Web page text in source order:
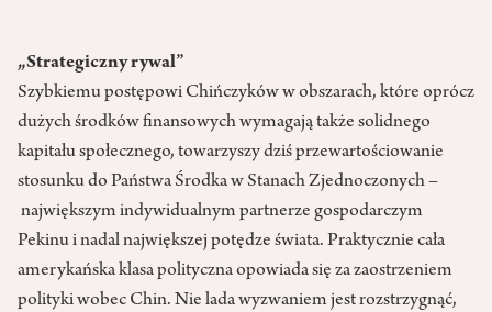
„Strategiczny rywal”
Szybkiemu postępowi Chińczyków w obszarach, które oprócz
dużych środków finansowych wymagają także solidnego
kapitału społecznego, towarzyszy dziś przewartościowanie
stosunku do Państwa Środka w Stanach Zjednoczonych –
największym indywidualnym partnerze gospodarczym
Pekinu i nadal największej potędze świata. Praktycznie cała
amerykańska klasa polityczna opowiada się za zaostrzeniem
polityki wobec Chin. Nie lada wyzwaniem jest rozstrzygnąć,